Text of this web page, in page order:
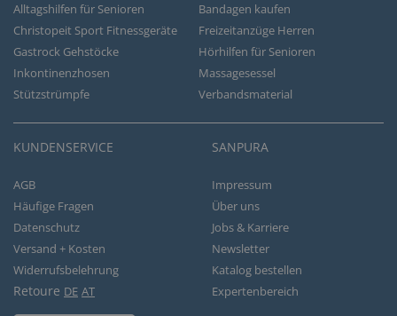
Alltagshilfen für Senioren
Bandagen kaufen
Christopeit Sport Fitnessgeräte
Freizeitanzüge Herren
Gastrock Gehstöcke
Hörhilfen für Senioren
Inkontinenzhosen
Massagesessel
Stützstrümpfe
Verbandsmaterial
KUNDENSERVICE
AGB
Häufige Fragen
Datenschutz
Versand + Kosten
Widerrufsbelehrung
Retoure DE AT
SANPURA
Impressum
Über uns
Jobs & Karriere
Newsletter
Katalog bestellen
Expertenbereich